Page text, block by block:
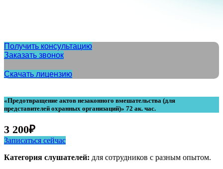
Получить консультацию
Заказать звонок
Скачать лицензию
«Предотвращение актов незаконного вмешательства (для
представителей охранных организаций)» 72 ак. час.
3 200₽
Записаться сейчас
Категория слушателей: для сотрудников с разным опытом.